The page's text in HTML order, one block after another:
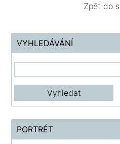
Zpět do
VYHLEDÁVÁNÍ
PORTRÉT